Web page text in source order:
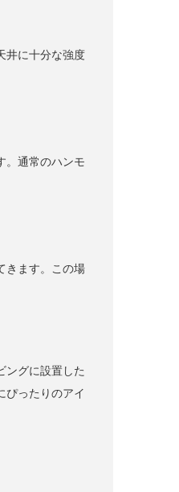
井に十分な強度
。通常のハンモ
きます。この場
ングに設置した
ぴったりのアイ